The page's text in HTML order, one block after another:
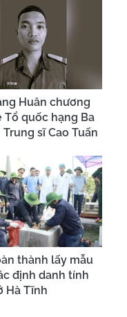
Huân chương
Tổ quốc hạng Ba
sĩ Cao Tuấn
thành lấy mẫu
định danh tính
Hà Tĩnh